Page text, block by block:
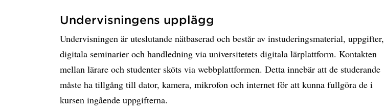
Undervisningens upplägg
Undervisningen är uteslutande nätbaserad och består av instuderingsmaterial, uppgifter,
digitala seminarier och handledning via universitetets digitala lärplattform. Kontakten
mellan lärare och studenter sköts via webbplattformen. Detta innebär att de studerande
måste ha tillgång till dator, kamera, mikrofon och internet för att kunna fullgöra de i
kursen ingående uppgifterna.